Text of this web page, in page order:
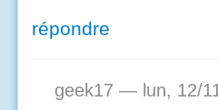
répondre
geek17 — lun, 12/